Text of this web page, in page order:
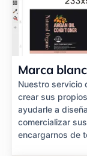
Marca
Nuestro servicio
crear sus
ayudarle a
comercializar
encargarnos de